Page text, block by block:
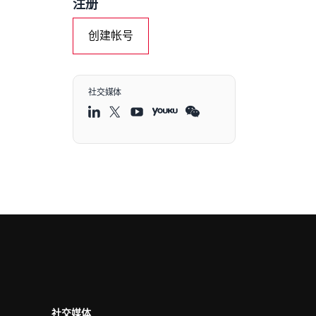
注册
创建帐号
社交媒体
社交媒体